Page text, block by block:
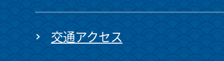
交通アクセス